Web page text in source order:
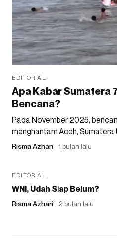
EDITORIAL
Apa Kabar Sumatera
Bencana?
Pada November 2025,
menghantam Aceh, Sumatera
Risma Azhari 1 bulan lalu
EDITORIAL
WNI, Udah Siap Belum?
Risma Azhari 2 bulan lalu